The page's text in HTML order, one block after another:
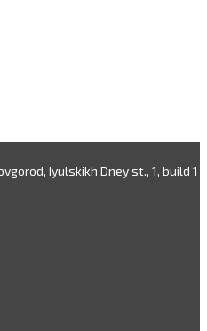
Iyulskikh Dney st., 1, build 1